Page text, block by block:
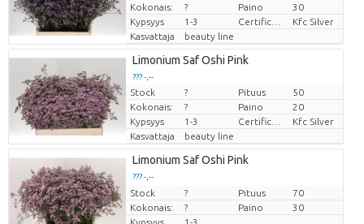
Kokonais:
? Paino
30
Kypsyys
1-3
Kfc Silver
Kasvattaja
beauty line
Limonium Saf Oshi Pink
??? -,--
Hinta per kappale
Stock ? Pituus
50
Kokonais:
? Paino
20
Kypsyys
1-3
Kfc Silver
Kasvattaja
beauty line
Limonium Saf Oshi Pink
??? -,--
Hinta per kappale
Stock ? Pituus
70
Kokonais:
? Paino
30